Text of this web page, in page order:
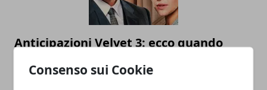
Consenso sui Cookie
Anticipazioni Velvet 3: ecco quando